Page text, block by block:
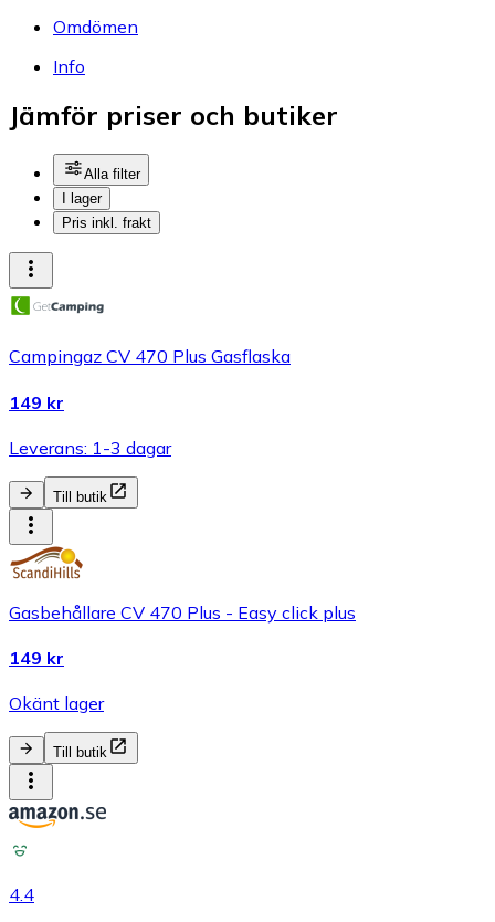
Omdömen
Info
Jämför priser och butiker
Alla filter
I lager
Pris inkl. frakt
Campingaz CV 470 Plus Gasflaska
149 kr
Leverans: 1-3 dagar
Till butik
Gasbehållare CV 470 Plus - Easy click plus
149 kr
Okänt lager
Till butik
4.4